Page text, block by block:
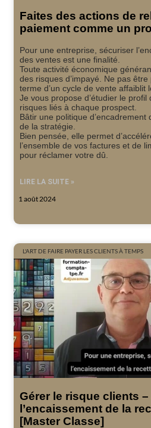
Faites des actions de
paiement comme un
Pour une entreprise, sécuriser
des ventes est une finalité.
Toute activité économique
des risques d’impayé. Ne pas
terme d’un cycle de vente affaiblit
Je vous propose d’étudier le
risques liés à chaque prospect.
Bâtir une politique
de la stratégie.
Bien pensée, elle permet
l’ensemble de vos factures et de
pour réclamer votre dû.
LIRE LA SUITE »
1 août 2024
L'ART DE FAIRE PAYER LES CLIENTS À TEMPS
Gérer le risque clients
l’encaissement de la
[Master Classe]